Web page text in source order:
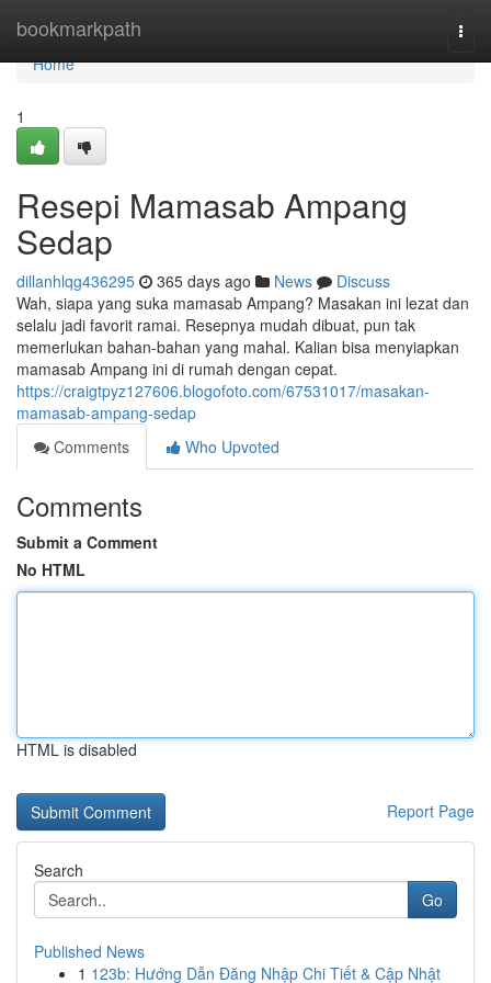
bookmarkpath
Home
Home
1
Resepi Mamasab Ampang
Sedap
dillanhlqg436295 365 days ago News
Discuss
Wah, siapa yang suka mamasab Ampang? Masakan ini lezat dan
selalu jadi favorit ramai. Resepnya mudah dibuat, pun tak
memerlukan bahan-bahan yang mahal. Kalian bisa menyiapkan
mamasab Ampang ini di rumah dengan cepat.
https://craigtpyz127606.blogofoto.com/67531017/masakan-
mamasab-ampang-sedap
Comments
Who Upvoted
Comments
Submit a Comment
No HTML
HTML is disabled
Report Page
Search
Go
Published News
1 123b: Hướng Dẫn Đăng Nhập Chi Tiết & Cập Nhật